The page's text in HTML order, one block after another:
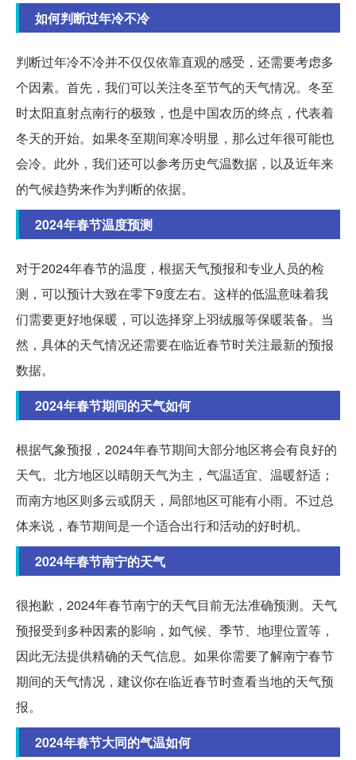
如何判断过年冷不冷
判断过年冷不冷并不仅仅依靠直观的感受，还需要考虑多
个因素。首先，我们可以关注冬至节气的天气情况。冬至
时太阳直射点南行的极致，也是中国农历的终点，代表着
冬天的开始。如果冬至期间寒冷明显，那么过年很可能也
会冷。此外，我们还可以参考历史气温数据，以及近年来
的气候趋势来作为判断的依据。
2024年春节温度预测
对于2024年春节的温度，根据天气预报和专业人员的检
测，可以预计大致在零下9度左右。这样的低温意味着我
们需要更好地保暖，可以选择穿上羽绒服等保暖装备。当
然，具体的天气情况还需要在临近春节时关注最新的预报
数据。
2024年春节期间的天气如何
根据气象预报，2024年春节期间大部分地区将会有良好的
天气。北方地区以晴朗天气为主，气温适宜、温暖舒适；
而南方地区则多云或阴天，局部地区可能有小雨。不过总
体来说，春节期间是一个适合出行和活动的好时机。
2024年春节南宁的天气
很抱歉，2024年春节南宁的天气目前无法准确预测。天气
预报受到多种因素的影响，如气候、季节、地理位置等，
因此无法提供精确的天气信息。如果你需要了解南宁春节
期间的天气情况，建议你在临近春节时查看当地的天气预
报。
2024年春节大同的气温如何